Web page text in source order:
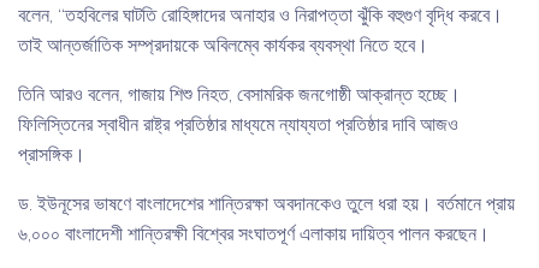
বলেন, “তহবিলের ঘাটতি রোহিঙ্গাদের অনাহার ও নিরাপত্তা ঝুঁকি বহুগুণ বৃদ্ধি করবে।
তাই আন্তর্জাতিক সম্প্রদায়কে অবিলম্বে কার্যকর ব্যবস্থা নিতে হবে।
তিনি আরও বলেন, গাজায় শিশু নিহত, বেসামরিক জনগোষ্ঠী আক্রান্ত হচ্ছে।
ফিলিস্তিনের স্বাধীন রাষ্ট্র প্রতিষ্ঠার মাধ্যমে ন্যায্যতা প্রতিষ্ঠার দাবি আজও
প্রাসঙ্গিক।
ড. ইউনূসের ভাষণে বাংলাদেশের শান্তিরক্ষা অবদানকেও তুলে ধরা হয়। বর্তমানে প্রায়
৬,০০০ বাংলাদেশী শান্তিরক্ষী বিশ্বের সংঘাতপূর্ণ এলাকায় দায়িত্ব পালন করছেন।